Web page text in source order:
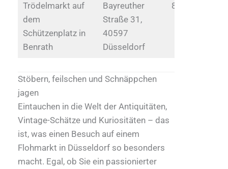
Trödelmarkt auf
dem
Schützenplatz in
Benrath
Bayreuther
Straße 31,
40597
Düsseldorf
8 bis 13 Uhr
Stöbern, feilschen und Schnäppchen
jagen
Eintauchen in die Welt der Antiquitäten,
Vintage-Schätze und Kuriositäten – das
ist, was einen Besuch auf einem
Flohmarkt in Düsseldorf so besonders
macht. Egal, ob Sie ein passionierter